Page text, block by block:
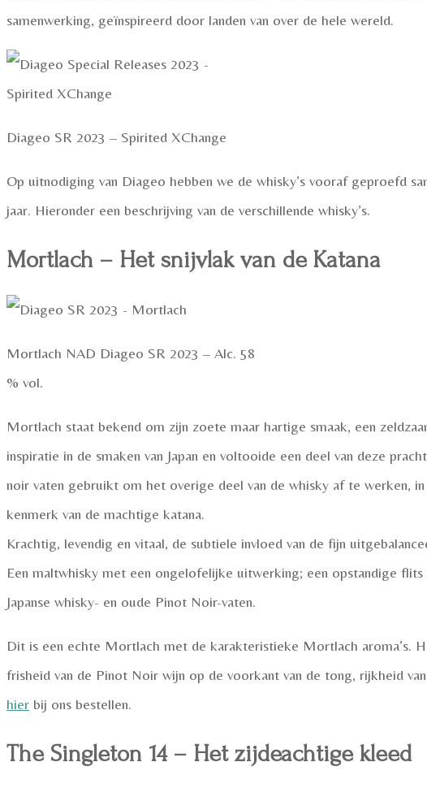
samenwerking, geïnspireerd door landen van over de hele wereld.
Diageo SR 2023 – Spirited XChange
Op uitnodiging van Diageo hebben we de whisky’s vooraf geproefd
jaar. Hieronder een beschrijving van de verschillende whisky’s.
Mortlach – Het snijvlak van de Katana
Mortlach NAD Diageo SR 2023 – Alc. 58
% vol.
Mortlach staat bekend om zijn zoete maar hartige smaak, een
inspiratie in de smaken van Japan en voltooide een deel van deze
noir vaten gebruikt om het overige deel van de whisky af te werken,
kenmerk van de machtige katana.
Krachtig, levendig en vitaal, de subtiele invloed van de fijn
Een maltwhisky met een ongelofelijke uitwerking; een opstandige
Japanse whisky- en oude Pinot Noir-vaten.
Dit is een echte Mortlach met de karakteristieke Mortlach aroma’s.
frisheid van de Pinot Noir wijn op de voorkant van de tong, rijkheid
hier bij ons bestellen.
The Singleton 14 – Het zijdeachtige kleed